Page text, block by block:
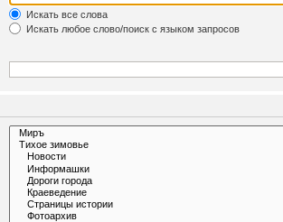
Искать все слова
Искать любое слово/поиск с языком запросов